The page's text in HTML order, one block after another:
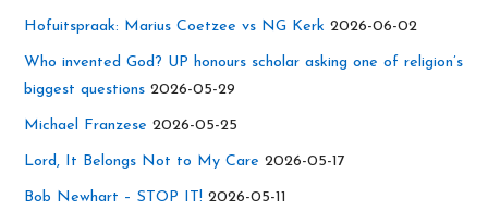
Hofuitspraak: Marius Coetzee vs NG Kerk 2026-06-02
Who invented God? UP honours scholar asking one of religion’s
biggest questions 2026-05-29
Michael Franzese 2026-05-25
Lord, It Belongs Not to My Care 2026-05-17
Bob Newhart – STOP IT! 2026-05-11